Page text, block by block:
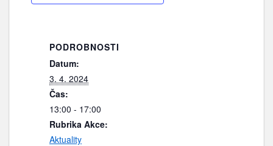
PODROBNOSTI
Datum:
3. 4. 2024
Čas:
13:00 - 17:00
Rubrika Akce:
Aktuality